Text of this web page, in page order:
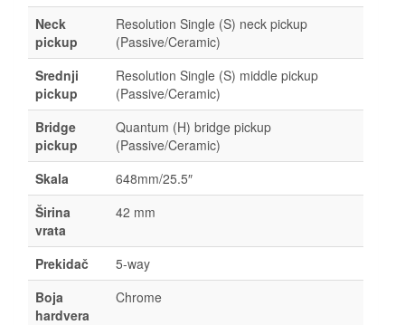
Neck
pickup
Resolution Single (S) neck pickup
(Passive/Ceramic)
Srednji
pickup
Resolution Single (S) middle pickup
(Passive/Ceramic)
Bridge
pickup
Quantum (H) bridge pickup
(Passive/Ceramic)
Skala
648mm/25.5″
Širina
vrata
42 mm
Prekidač
5-way
Boja
hardvera
Chrome